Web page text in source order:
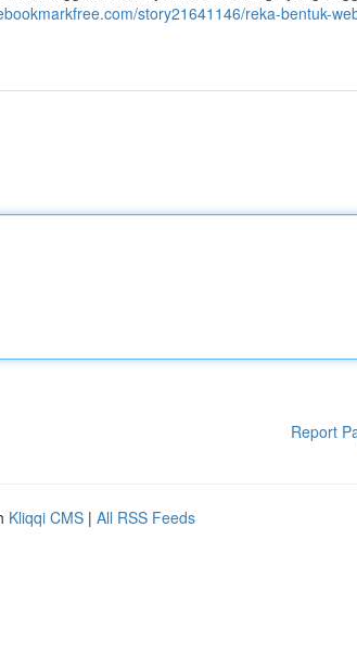
story21641146/reka-bentuk-
Report
Kliqqi CMS | All RSS Feeds